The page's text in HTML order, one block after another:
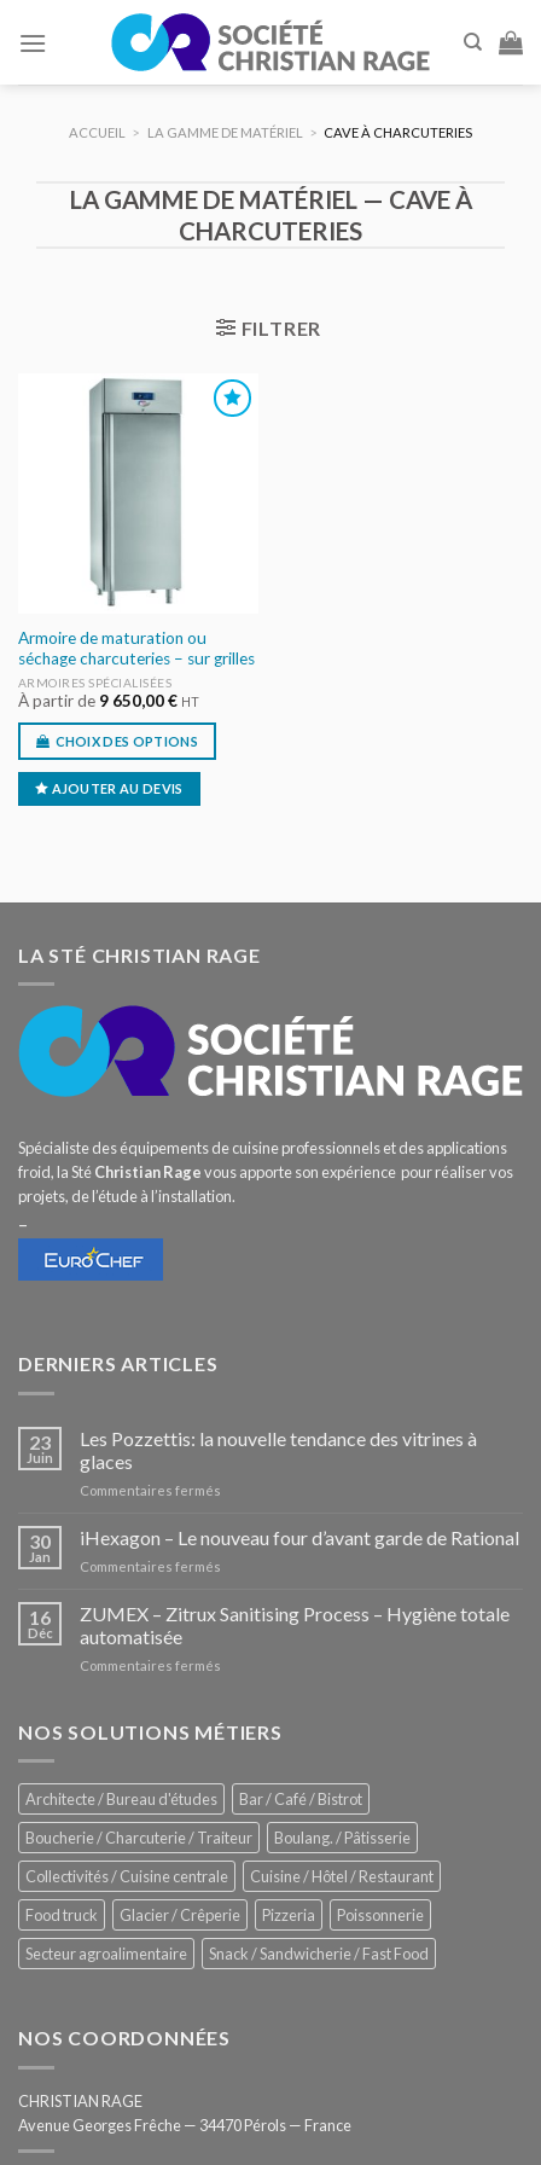
ACCUEIL > LA GAMME DE MATÉRIEL > CAVE À CHARCUTERIES
LA GAMME DE MATÉRIEL — CAVE À
CHARCUTERIES
FILTRER
AJOUTER
Armoire de maturation ou
séchage charcuteries – sur grilles
ARMOIRES SPÉCIALISÉES
À partir de 9 650,00€ HT
CHOIX DES OPTIONS
AJOUTER AU DEVIS
LA STÉ CHRISTIAN RAGE
Spécialiste des équipements de cuisine professionnels et des applications
froid, la StéChristian Ragevous apporte son expérience pour réaliser vos
projets, de l’étude à l’installation.
–
DERNIERS ARTICLES
23
Juin
Les Pozzettis: la nouvelle tendance des vitrines à
glaces
Commentaires fermés
Pozzettis:
la
des
30
Jan
iHexagon – Le nouveau four d’avant garde de Rational
Commentaires fermés
–
Le
de
16
Déc
ZUMEX – Zitrux Sanitising Process – Hygiène totale
automatisée
Commentaires fermés
Zitrux
–
Hygiène
totale
automatisée
NOS SOLUTIONS MÉTIERS
Architecte / Bureau d'études
Bar / Café / Bistrot
Boucherie / Charcuterie / Traiteur
Boulang. / Pâtisserie
Collectivités / Cuisine centrale
Cuisine / Hôtel / Restaurant
Food truck
Glacier / Crêperie Pizzeria
Poissonnerie
Secteur agroalimentaire
Snack / Sandwicherie / Fast Food
NOS COORDONNÉES
CHRISTIAN RAGE
Avenue Georges Frêche — 34470 Pérols — France